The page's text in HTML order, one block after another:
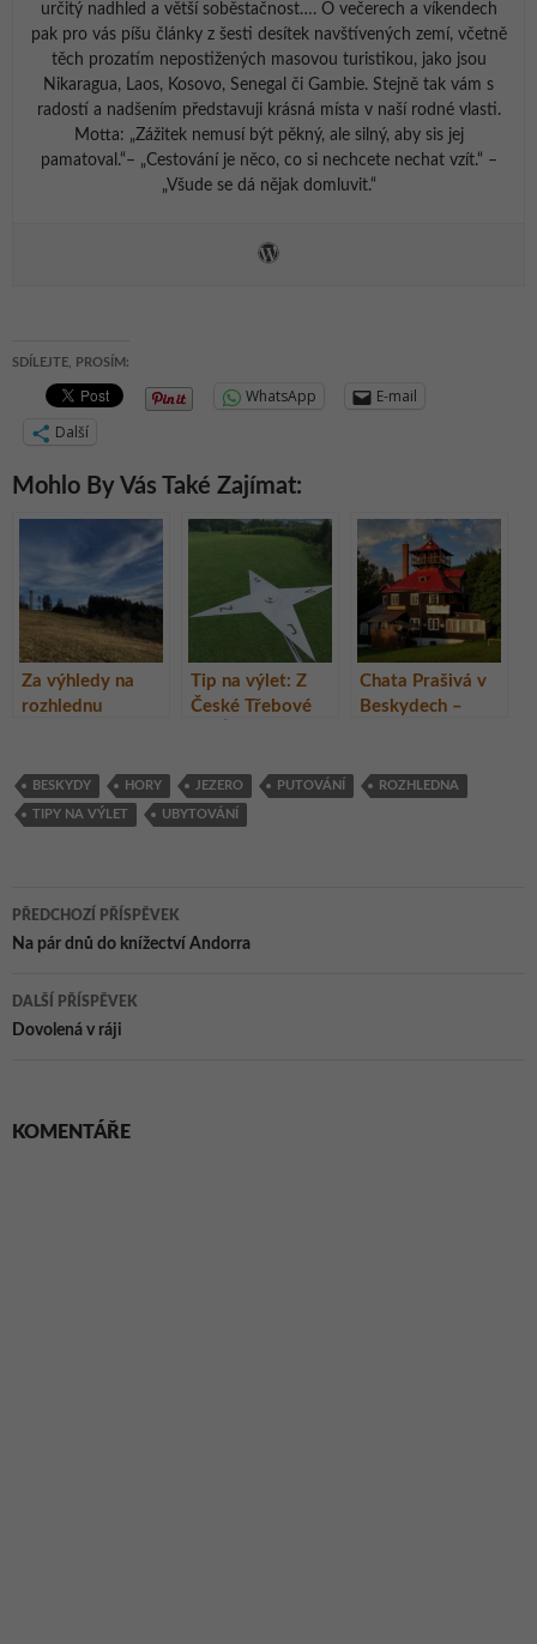
určitý nadhled a větší soběstačnost…. O večerech a víkendech
pak pro vás píšu články z šesti desítek navštívených zemí, včetně
těch prozatím nepostižených masovou turistikou, jako jsou
Nikaragua, Laos, Kosovo, Senegal či Gambie. Stejně tak vám s
radostí a nadšením představuji krásná místa v naší rodné vlasti.
Motta: „Zážitek nemusí být pěkný, ale silný, aby sis jej
pamatoval.“– „Cestování je něco, co si nechcete nechat vzít.“ –
„Všude se dá nějak domluvit.“
SDÍLEJTE, PROSÍM:
WhatsApp
E-mail
Další
Mohlo By Vás Také Zajímat:
Za výhledy na
rozhlednu
Tip na výlet: Z
České Třebové
rozhledny
Chata Prašivá v
Beskydech –
shonu
BESKYDY HORY JEZERO PUTOVÁNÍ ROZHLEDNA
TIPY NA VÝLET UBYTOVÁNÍ
Navigace
pro
příspěvky
PŘEDCHOZÍ PŘÍSPĚVEK
Na pár dnů do knížectví Andorra
DALŠÍ PŘÍSPĚVEK
Dovolená v ráji
KOMENTÁŘE